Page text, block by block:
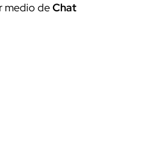
medio deChat